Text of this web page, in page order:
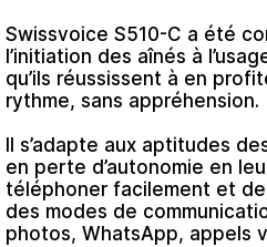
Swissvoice S510-C a été
l’initiation des aînés à
qu’ils réussissent à en
rythme, sans appréhension.
Il s’adapte aux aptitudes
en perte d’autonomie en
téléphoner facilement et
des modes de
photos, WhatsApp, appels